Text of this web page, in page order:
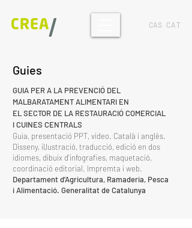
CAS CAT
​Guies
GUIA PER A LA PREVENCIÓ DEL
MALBARATAMENT ALIMENTARI EN
EL SECTOR DE LA RESTAURACIÓ COMERCIAL
I CUINES CENTRALS
Guia, presentació PPT, vídeo. Català i anglès.
Disseny, il·lustració, traducció, edició en dos
idiomes, dibuix d'infografies, maquetació,
coordinació editorial. Impremta i web.
Departament d’Agricultura, Ramaderia, Pesca
i Alimentació. Generalitat de Catalunya